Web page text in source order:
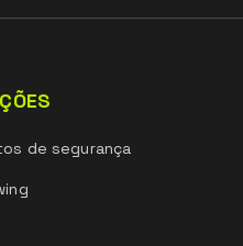
de segurança